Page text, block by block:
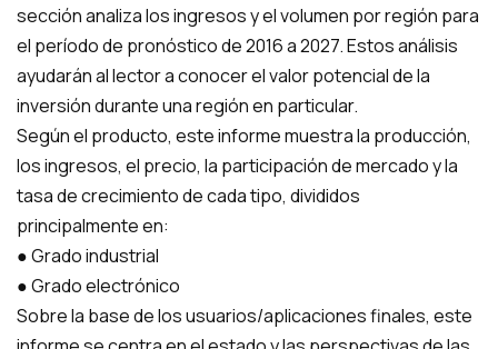
sección analiza los ingresos y el volumen por región para
el período de pronóstico de 2016 a 2027. Estos análisis
ayudarán al lector a conocer el valor potencial de la
inversión durante una región en particular.
Según el producto, este informe muestra la producción,
los ingresos, el precio, la participación de mercado y la
tasa de crecimiento de cada tipo, divididos
principalmente en:
● Grado industrial
● Grado electrónico
Sobre la base de los usuarios/aplicaciones finales, este